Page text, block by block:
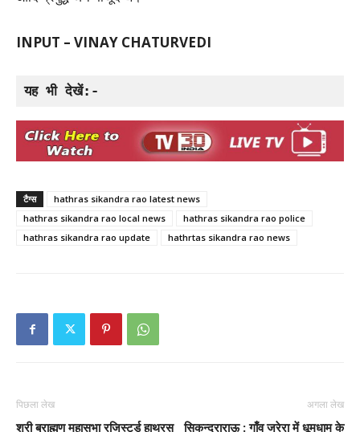
INPUT – VINAY CHATURVEDI
यह भी देखें:-
टैग्स
hathras sikandra rao latest news
hathras sikandra rao local news
hathras sikandra rao police
hathras sikandra rao update
hathrtas sikandra rao news
पिछला लेख
श्री ब्राह्मण महासभा रजिस्टर्ड हाथरस
अगला लेख
सिकन्दराराऊ : गाँव जरेरा में धूमधाम के